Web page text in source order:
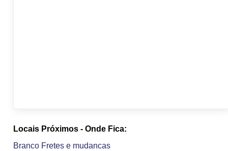
Locais Próximos - Onde Fica:
Branco Fretes e mudancas